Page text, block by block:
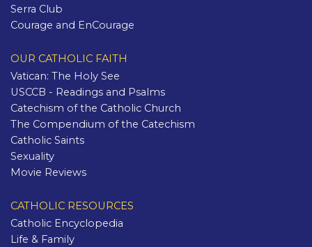
Serra Club
Courage and EnCourage
OUR CATHOLIC FAITH
Vatican: The Holy See
USCCB - Readings and Psalms
Catechism of the Catholic Church
The Compendium of the Catechism
Catholic Saints
Sexuality
Movie Reviews
CATHOLIC RESOURCES
Catholic Encyclopedia
Life & Family